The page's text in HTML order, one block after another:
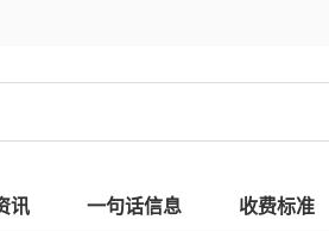
讯 一句话信息 收费标准